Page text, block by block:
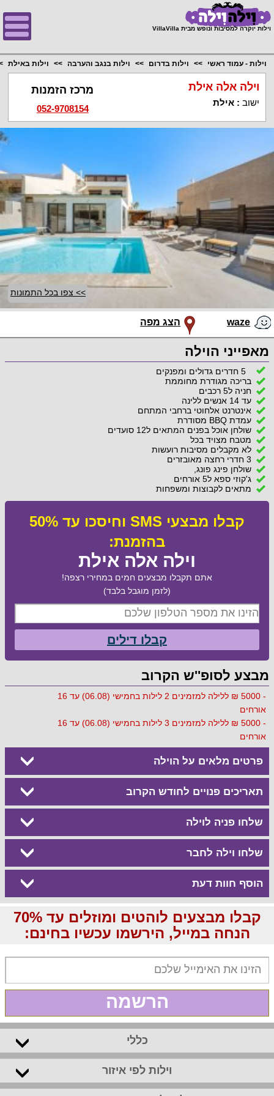
וילות יוקרה למסיבות ונופש מבית VillaVilla
וילות - עמוד ראשי וילות בדרום וילות בנגב והערבה וילות באילת
וילה אלה אילת
ישוב :אילת
מרכז הזמנות
052-9708154
>> צפו בכל התמונות
waze הצג מפה
מאפייני הוילה
5 חדרים גדולים ומפנקים
בריכה מגודרת מחוממת
חניה ל5 רכבים
עד 14 אנשים ללינה
אינטרנט אלחוטי ברחבי המתחם
עמדת BBQ מסודרת
שולחן אוכל בפנים המתאים ל12 סועדים
מטבח מצויד בכל
לא מקבלים מסיבות רועשות
3 חדרי רחצה מאובזרים
שולחן פינג פונג,
ג'קוזי ספא ל5 אורחים
מתאים לקבוצות ומשפחות
קבלו מבצעי SMS וחיסכו עד 50%
בהזמנת:
וילה אלה אילת
אתם תקבלו מבצעים חמים במחירי רצפה!
(לזמן מוגבל בלבד)
קבלו דילים
מבצע לסופ''ש הקרוב
- 5000 ₪ ללילה למזמינים 2 לילות בחמישי (06.08) עד 16
אורחים
- 5000 ₪ ללילה למזמינים 3 לילות בחמישי (06.08) עד 16
אורחים
פרטים מלאים על הוילה
תאריכים פנויים לחודש הקרוב
שלחו פניה לוילה
שלחו וילה לחבר
הוסף חוות דעת
קבלו מבצעים לוהטים ומוזלים עד 70%
הנחה במייל, הירשמו עכשיו בחינם:
הרשמה
כללי
וילות לפי איזור